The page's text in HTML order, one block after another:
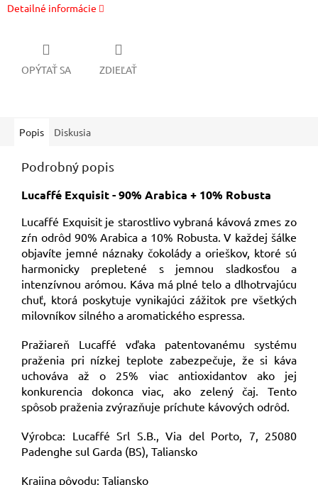
Detailné informácie
OPÝTAŤ SA ZDIEĽAŤ
Popis Diskusia
Podrobný popis
Lucaffé Exquisit - 90% Arabica + 10% Robusta
Lucaffé Exquisit je starostlivo vybraná kávová zmes zo
zŕn odrôd 90% Arabica a 10% Robusta. V každej šálke
objavíte jemné náznaky čokolády a orieškov, ktoré sú
harmonicky prepletené s jemnou sladkosťou a
intenzívnou arómou. Káva má plné telo a dlhotrvajúcu
chuť, ktorá poskytuje vynikajúci zážitok pre všetkých
milovníkov silného a aromatického espressa.
Pražiareň Lucaffé vďaka patentovanému systému
praženia pri nízkej teplote zabezpečuje, že si káva
uchováva až o 25% viac antioxidantov ako jej
konkurencia dokonca viac, ako zelený čaj. Tento
spôsob praženia zvýrazňuje príchute kávových odrôd.
Výrobca: Lucaffé Srl S.B., Via del Porto, 7, 25080
Padenghe sul Garda (BS), Taliansko
Krajina pôvodu: Taliansko